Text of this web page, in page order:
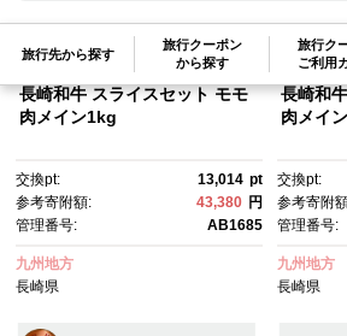
旅行先から探す
旅行クーポン
から探す
旅行ク
ご利用
長崎和牛 スライスセット モモ
肉メイン1kg
交換pt: 13,014 pt
参考寄附額:
43,380 円
管理番号:
AB1685
九州地方
長崎県
長崎和
肉メイ
交換pt:
参考寄附
管理番号:
九州地方
長崎県